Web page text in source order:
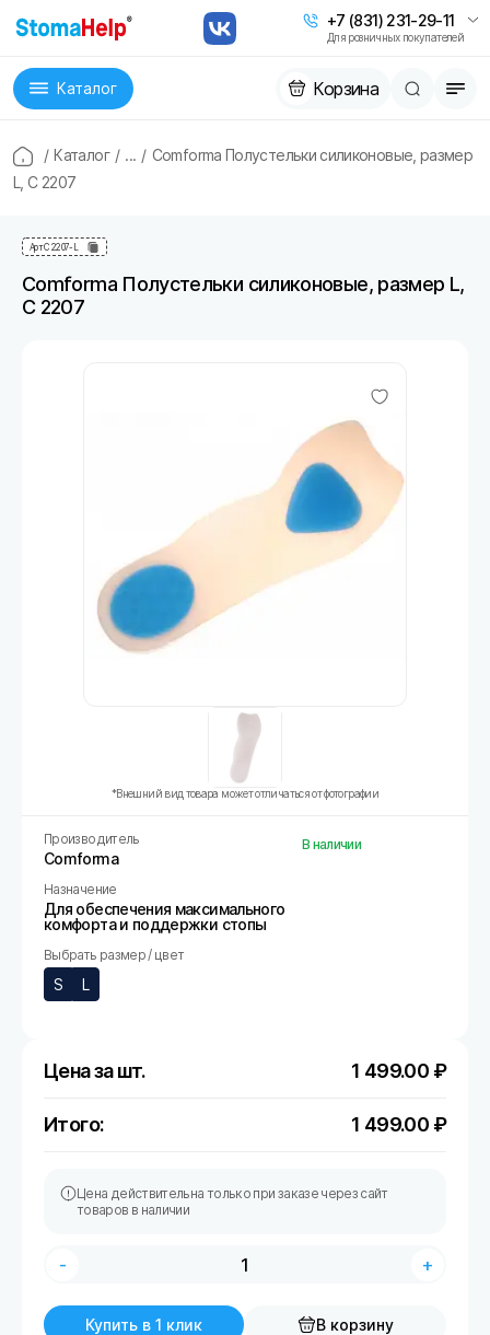
+7 (831) 231-29-11
Для розничных покупателей
Каталог Корзина
/ Каталог / ... / Comforma Полустельки силиконовые, размер
L, С 2207
АртС 2207-L
Comforma Полустельки силиконовые, размер L,
С 2207
*Внешний вид товара может отличаться от фотографии
Производитель
Comforma
Назначение
Для обеспечения максимального
комфорта и поддержки стопы
Выбрать размер / цвет
S L
В наличии
Цена за шт. 1 499.00 ₽
Итого: 1 499.00 ₽
Цена действительна только при заказе через сайт
товаров в наличии
- +
Купить в 1 клик В корзину